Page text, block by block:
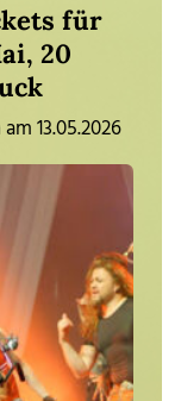
für
20
13.05.2026